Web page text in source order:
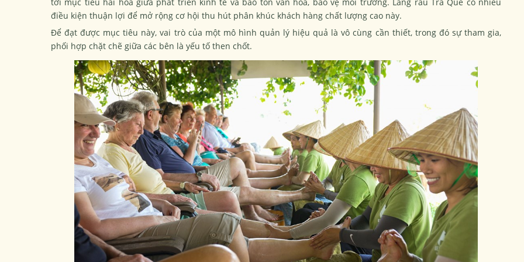
điều kiện thuận lợi để mở rộng cơ hội thu hút phân khúc khách hàng chất lượng cao này.
Để đạt được mục tiêu này, vai trò của một mô hình quản lý hiệu quả là vô cùng cần thiết, trong đó sự tham gia,
phối hợp chặt chẽ giữa các bên là yếu tố then chốt.